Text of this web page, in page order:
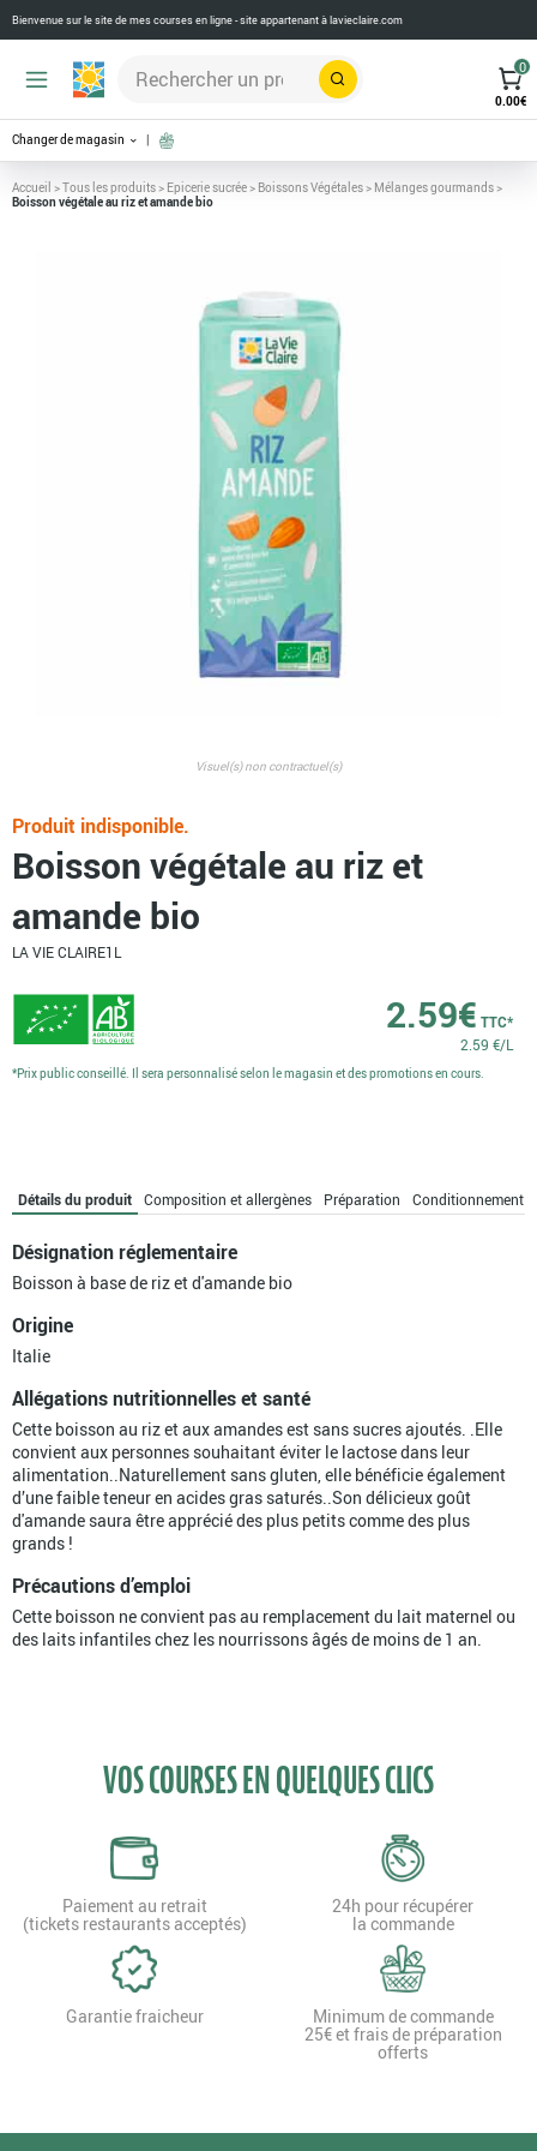
Bienvenue sur le site de mes courses en ligne - site appartenant àlavieclaire.com
Rechercher
0
0.00€
Changer de magasin
Accueil >Tous les produits> Epicerie sucrée> Boissons Végétales> Mélanges gourmands>
Boisson végétale au riz et amande bio
Visuel(s) non contractuel(s)
Boisson végétale au riz et
amande bio
LA VIE CLAIRE1L
2.59€ TTC*
2.59 €/L
Produit indisponible.
*Prix public conseillé. Il sera personnalisé selon le magasin et des promotions en cours.
Détails du produit Composition et allergènes Préparation Conditionnement
Désignation réglementaire
Boisson à base de riz et d'amande bio
Origine
Italie
Allégations nutritionnelles et santé
Cette boisson au riz et aux amandes est sans sucres ajoutés. .Elle
convient aux personnes souhaitant éviter le lactose dans leur
alimentation..Naturellement sans gluten, elle bénéficie également
d’une faible teneur en acides gras saturés..Son délicieux goût
d'amande saura être apprécié des plus petits comme des plus
grands !
Précautions d’emploi
Cette boisson ne convient pas au remplacement du lait maternel ou
des laits infantiles chez les nourrissons âgés de moins de 1 an.
VOS COURSES EN QUELQUES CLICS
Paiement au retrait
(tickets restaurants acceptés)
24h pour récupérer
la commande
Garantie fraicheur Minimum de commande
25€ et frais de préparation
offerts